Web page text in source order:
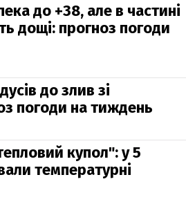
до +38, але в частині
дощі: прогноз погоди
до злив зі
погоди на тиждень
купол": у 5
температурні